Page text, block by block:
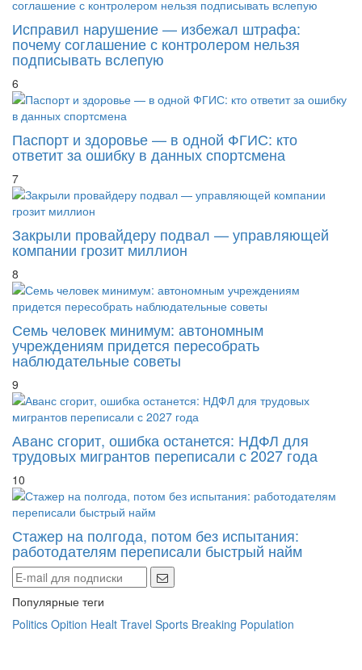
Исправил нарушение — избежал штрафа:
почему соглашение с контролером нельзя
подписывать вслепую
6
Паспорт и здоровье — в одной ФГИС: кто
ответит за ошибку в данных спортсмена
7
Закрыли провайдеру подвал — управляющей
компании грозит миллион
8
Семь человек минимум: автономным
учреждениям придется пересобрать
наблюдательные советы
9
Аванс сгорит, ошибка останется: НДФЛ для
трудовых мигрантов переписали с 2027 года
10
Стажер на полгода, потом без испытания:
работодателям переписали быстрый найм
Популярные теги
Politics Opition Healt Travel Sports Breaking Population